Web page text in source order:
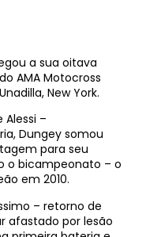
a sua oitava
AMA Motocross
New York.
Alessi –
Dungey somou
para seu
o bicampeonato – o
em 2010.
– retorno de
afastado por lesão